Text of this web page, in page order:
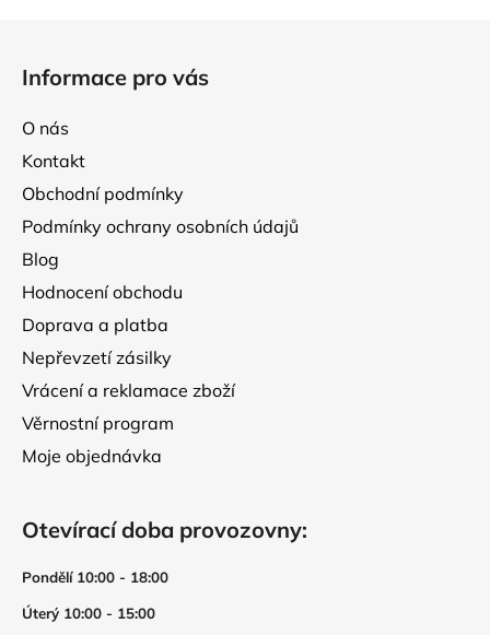
Informace pro vás
O nás
Kontakt
Obchodní podmínky
Podmínky ochrany osobních údajů
Blog
Hodnocení obchodu
Doprava a platba
Nepřevzetí zásilky
Vrácení a reklamace zboží
Věrnostní program
Moje objednávka
Otevírací doba provozovny:
Pondělí 10:00 - 18:00
Úterý 10:00 - 15:00